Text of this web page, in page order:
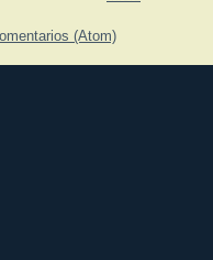
(Atom)